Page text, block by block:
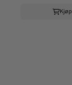
Kjøp